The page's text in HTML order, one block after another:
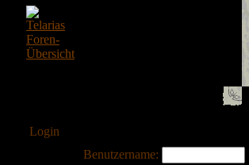
Login
Benutzername: